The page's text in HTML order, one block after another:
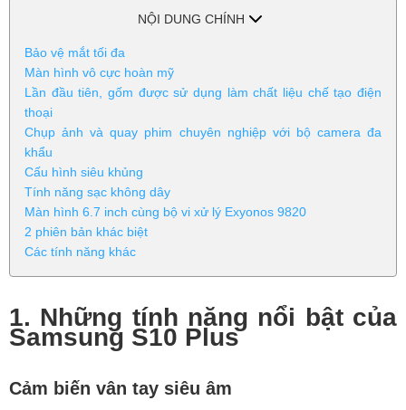
NỘI DUNG CHÍNH
Bảo vệ mắt tối đa
Màn hình vô cực hoàn mỹ
Lần đầu tiên, gốm được sử dụng làm chất liệu chế tạo điện
thoại
Chụp ảnh và quay phim chuyên nghiệp với bộ camera đa
khẩu
Cấu hình siêu khủng
Tính năng sạc không dây
Màn hình 6.7 inch cùng bộ vi xử lý Exyonos 9820
2 phiên bản khác biệt
Các tính năng khác
1. Những tính năng nổi bật của
Samsung S10 Plus
Cảm biến vân tay siêu âm